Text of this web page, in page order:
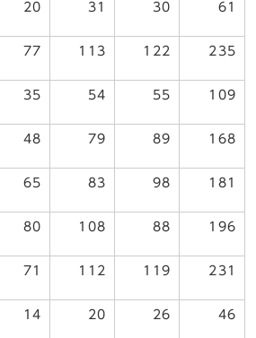
20 31 30 61
77 113 122 235
35 54 55 109
48 79 89 168
65 83 98 181
80 108 88 196
71 112 119 231
14 20 26 46